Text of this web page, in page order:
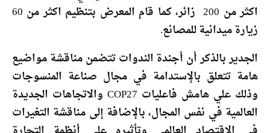
اكثر من 200 زائر، كما قام المعرض بتنظيم اكثر من 60
زيارة ميدانية للمصانع.
الجدير بالذكر أن أجندة الندوات تتضمن مناقشة مواضيع
هامة تتعلق بالإستدامة في مجال صناعة المنسوجات
وذلك علي هامش فاعليات COP27 والاتجاهات الجديدة
العالمية في نفس المجال، بالإضافة إلى مناقشة التغيرات